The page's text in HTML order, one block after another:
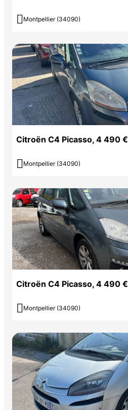
 Montpellier (34090)
Citroën C4 Picasso, 4 490 €
 Montpellier (34090)
Citroën C4 Picasso, 4 490 €
 Montpellier (34090)